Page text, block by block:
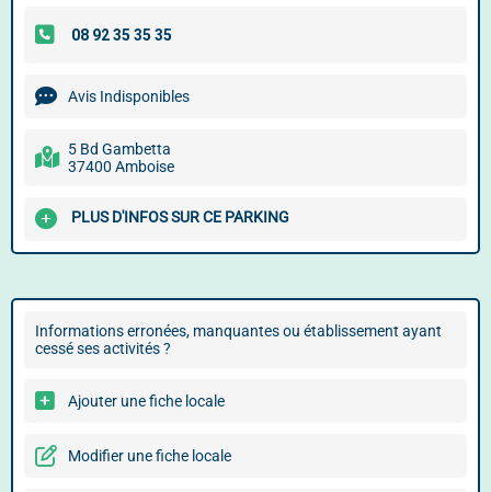
Avis Indisponibles
5 Bd Gambetta
37400 Amboise
PLUS D'INFOS SUR CE PARKING
Informations erronées, manquantes ou établissement ayant
cessé ses activités ?
Ajouter une fiche locale
Modifier une fiche locale